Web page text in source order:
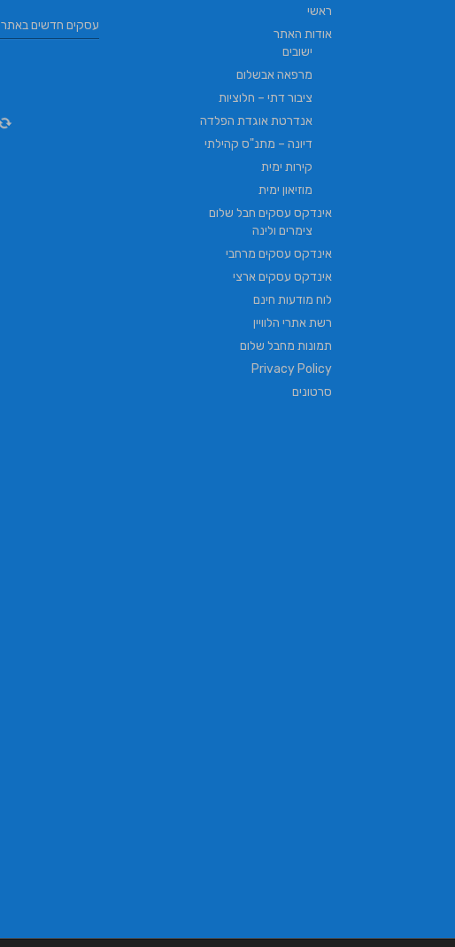
עסקים חדשים באתר
ראשי
אודות האתר
ישובים
מרפאה אבשלום
ציבור דתי – חלוציות
אנדרטת אוגדת הפלדה
דיונה – מתנ"ס קהילתי
קירות ימית
מוזיאון ימית
אינדקס עסקים חבל שלום
צימרים ולינה
אינדקס עסקים מרחבי
אינדקס עסקים ארצי
לוח מודעות חינם
רשת אתרי הלוויין
תמונות מחבל שלום
Privacy Policy
סרטונים